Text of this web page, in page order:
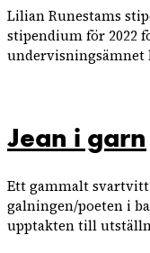
Lilian Runestams
stipendium för 2022
undervisningsämnet
Jean i garn
Ett gammalt
galningen/poeten i
upptakten till